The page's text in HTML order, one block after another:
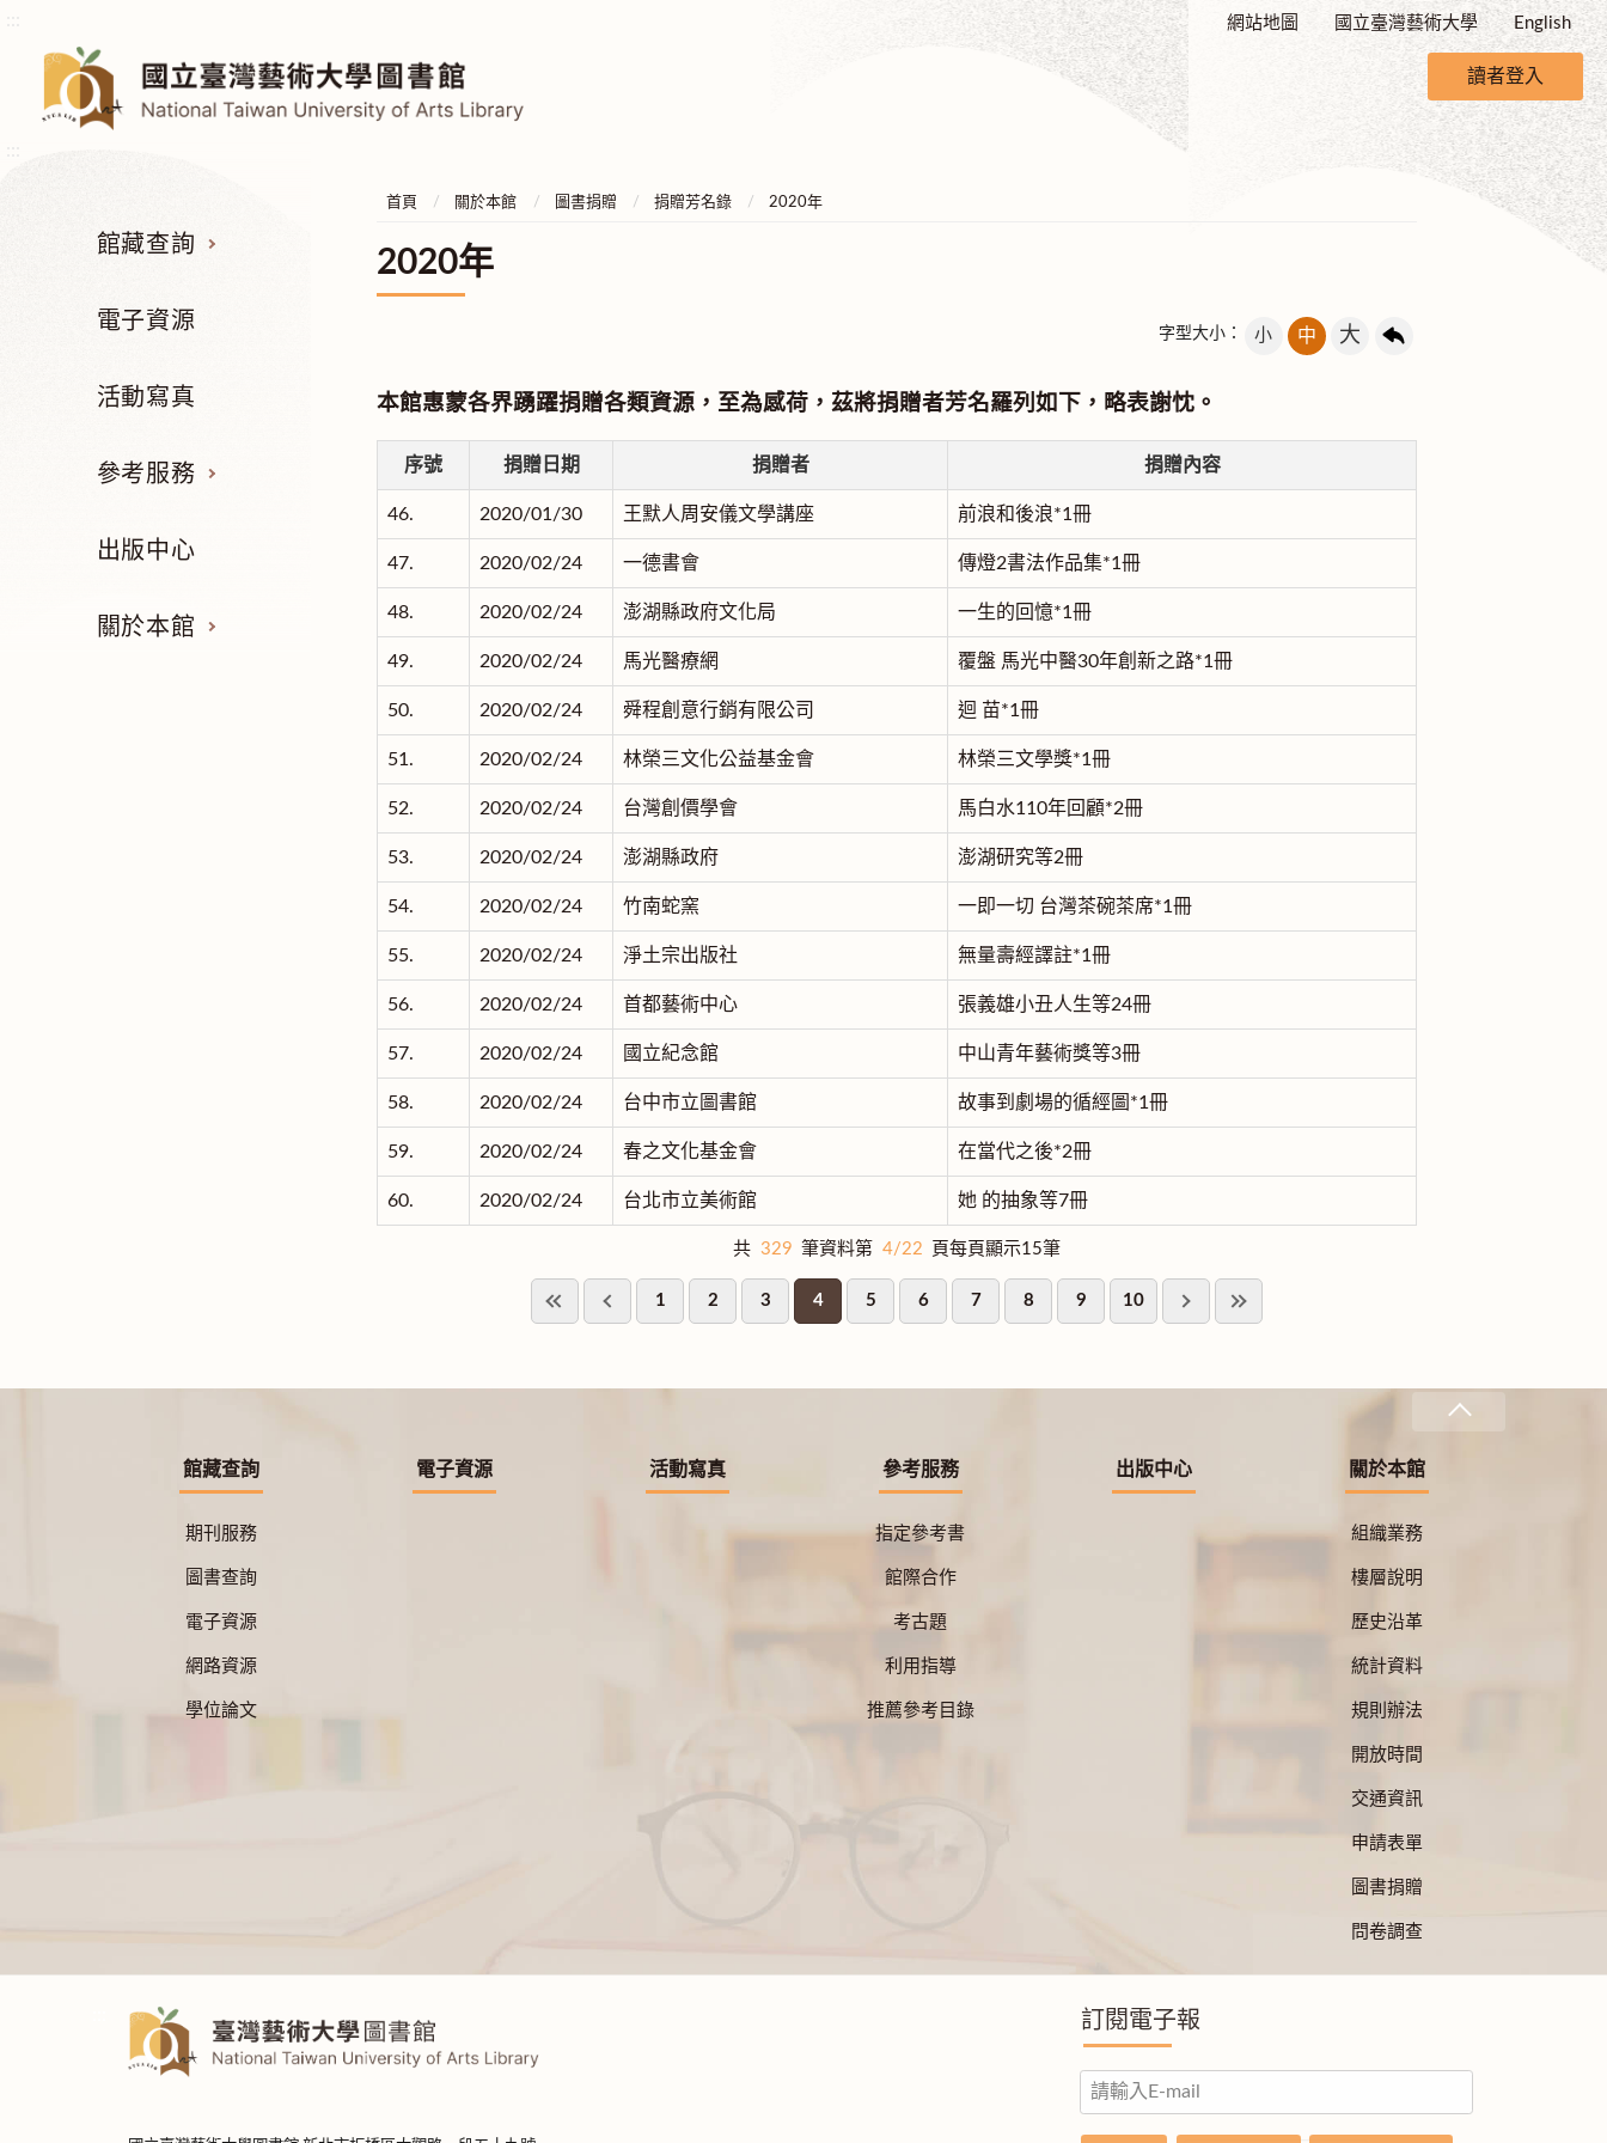
網站地圖 國立臺灣藝術大學 English
讀者登入
館藏查詢
電子資源
活動寫真
參考服務
出版中心
關於本館
首頁 關於本館 圖書捐贈 捐贈芳名錄 2020年
2020年
字型大小： 小 中 大
本館惠蒙各界踴躍捐贈各類資源，至為感荷，茲將捐贈者芳名羅列如下，略表謝忱。
序號 捐贈日期 捐贈者 捐贈內容
46. 2020/01/30 王默人周安儀文學講座 前浪和後浪*1冊
47. 2020/02/24 一德書會 傳燈2書法作品集*1冊
48. 2020/02/24 澎湖縣政府文化局 一生的回憶*1冊
49. 2020/02/24 馬光醫療網 覆盤 馬光中醫30年創新之路*1冊
50. 2020/02/24 舜程創意行銷有限公司 迴 苗*1冊
51. 2020/02/24 林榮三文化公益基金會 林榮三文學獎*1冊
52. 2020/02/24 台灣創價學會 馬白水110年回顧*2冊
53. 2020/02/24 澎湖縣政府 澎湖研究等2冊
54. 2020/02/24 竹南蛇窯 一即一切 台灣茶碗茶席*1冊
55. 2020/02/24 淨土宗出版社 無量壽經譯註*1冊
56. 2020/02/24 首都藝術中心 張義雄小丑人生等24冊
57. 2020/02/24 國立紀念館 中山青年藝術獎等3冊
58. 2020/02/24 台中市立圖書館 故事到劇場的循經圖*1冊
59. 2020/02/24 春之文化基金會 在當代之後*2冊
60. 2020/02/24 台北市立美術館 她 的抽象等7冊
共 329 筆資料第 4/22 頁每頁顯示15筆
1 2 3 4 5 6 7 8 9 10
館藏查詢
期刊服務
圖書查詢
電子資源
網路資源
學位論文
電子資源 活動寫真 參考服務
指定參考書
館際合作
考古題
利用指導
推薦參考目錄
出版中心 關於本館
組織業務
樓層說明
歷史沿革
統計資料
規則辦法
開放時間
交通資訊
申請表單
圖書捐贈
問卷調查
訂閱電子報